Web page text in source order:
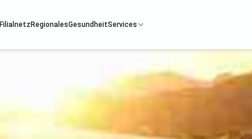
Filialnetz RegionalesGesundheitServices